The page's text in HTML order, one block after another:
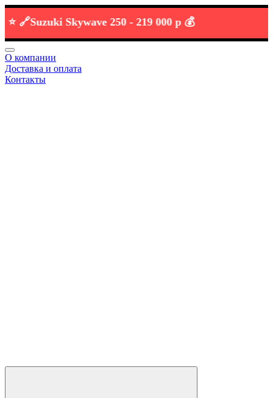
Suzuki Skywave 250 -219 000 р 💰
О компании
Доставка и оплата
Контакты